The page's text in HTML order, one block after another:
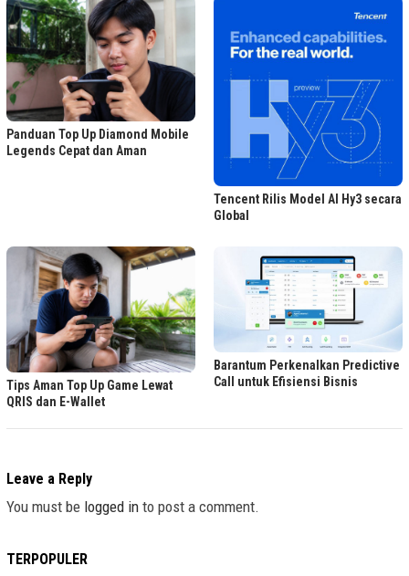
Panduan Top Up Diamond Mobile
Legends Cepat dan Aman
Tencent Rilis Model AI Hy3 secara
Global
Tips Aman Top Up Game Lewat
QRIS dan E-Wallet
Barantum Perkenalkan Predictive
Call untuk Efisiensi Bisnis
Leave a Reply
You must be logged in to post a comment.
TERPOPULER